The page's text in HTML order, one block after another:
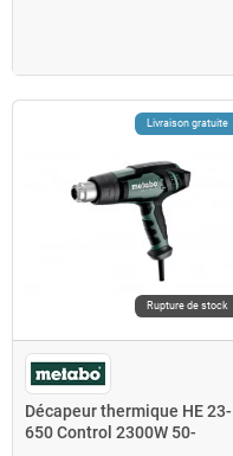
Livraison gratuite
Rupture de stock
Décapeur thermique HE 23-
650 Control 2300W 50-